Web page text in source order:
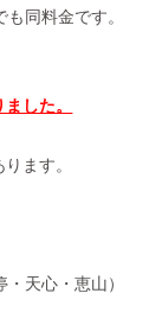
同料金です。
した。
ます。
天心・恵山）